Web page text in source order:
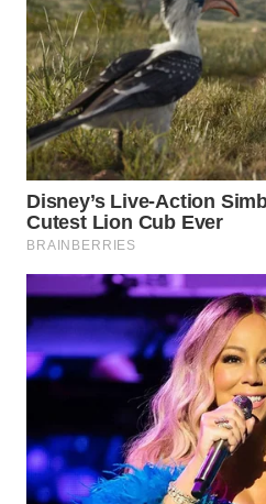
WN
MANDALIKA
WN
LIKUPANG
WN
LABUANBAJO
BORNEO
Wahana
Media
Group
WAHANA
NEWS